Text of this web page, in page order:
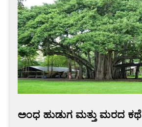
ಅಂಧ ಹುಡುಗ ಮತ್ತು ಮರದ ಕಥೆ